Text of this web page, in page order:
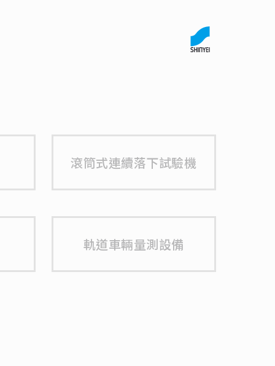
滾筒式連續落下試驗機
軌道車輛量測設備